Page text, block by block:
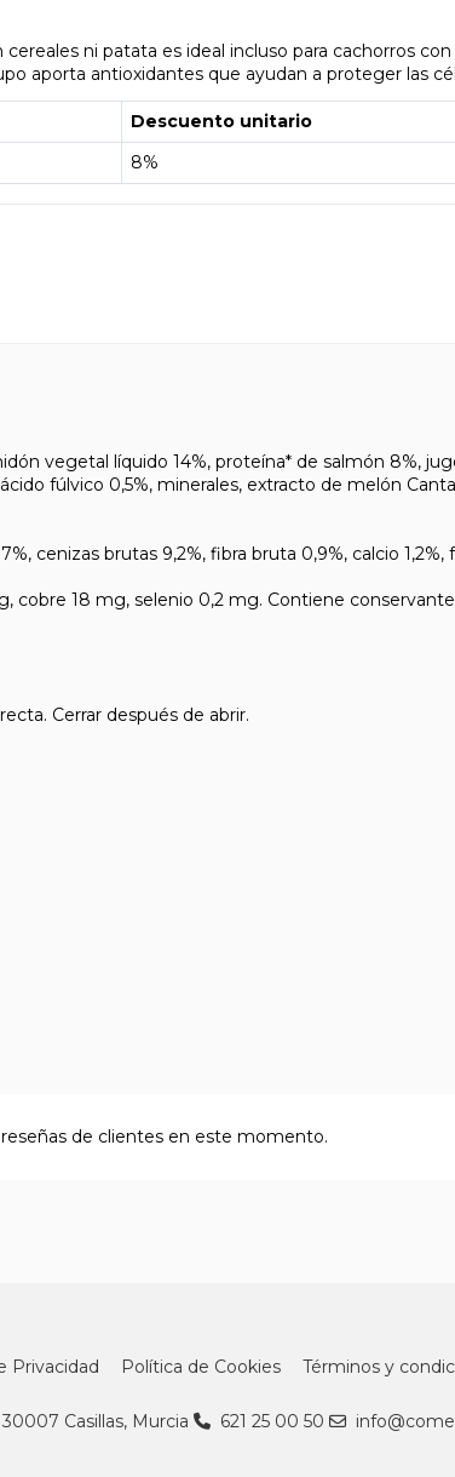
cereales ni patata es ideal incluso para cachorros
aporta antioxidantes que ayudan a proteger las
Descuento unitario
8%
vegetal líquido 14%, proteína* de salmón 8%,
fúlvico 0,5%, minerales, extracto de melón
cenizas brutas 9,2%, fibra bruta 0,9%, calcio
18 mg, selenio 0,2 mg. Contiene
Cerrar después de abrir.
de clientes en este momento.
Privacidad Política de Cookies Términos y
30007 Casillas, Murcia 621 25 00 50